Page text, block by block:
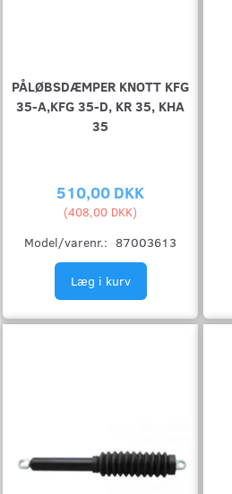
PÅLØBSDÆMPER KNOTT KFG
35-A,KFG 35-D, KR 35, KHA
35
510,00 DKK
(408,00 DKK)
Model/varenr.: 87003613
Læg i kurv